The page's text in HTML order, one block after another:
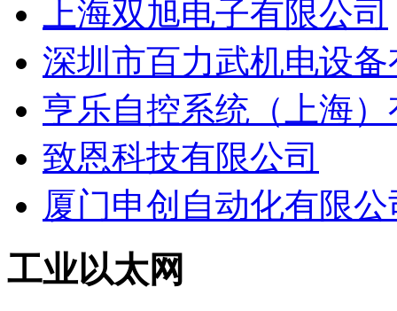
上海双旭电子有限公司
深圳市百力武机电设
亨乐自控系统（上海
致恩科技有限公司
厦门申创自动化有限公
工业以太网